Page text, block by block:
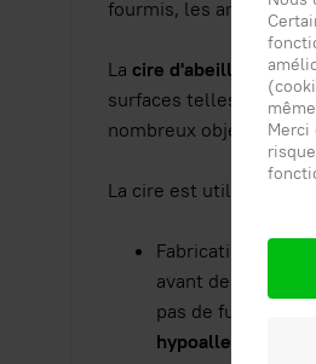
fourmis, les araignées
La cire d'abeille
est
surfaces telles que les
nombreux objets
La cire est utilisée
Fabrication de
avant de devoir
pas de fumées
hypoallergéniques
Merci